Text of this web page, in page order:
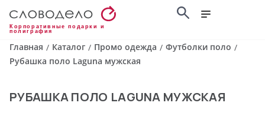
Корпоративные подарки и
полиграфия
Главная / Каталог / Промо одежда / Футболки поло /
Рубашка поло Laguna мужская
РУБАШКА ПОЛО LAGUNA МУЖСКАЯ